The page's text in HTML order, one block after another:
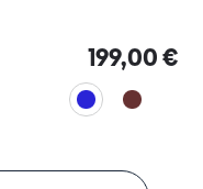
199,00 €